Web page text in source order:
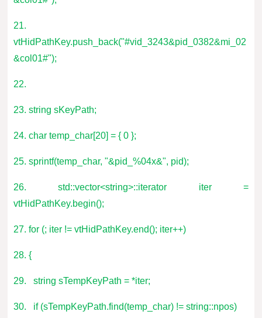
21.
vtHidPathKey.push_back("#vid_3243&pid_0382&mi_02
&col01#");
22.
23. string sKeyPath;
24. char temp_char[20] = { 0 };
25. sprintf(temp_char, "&pid_%04x&", pid);
26. std::vector<string>::iterator iter =
vtHidPathKey.begin();
27. for (; iter != vtHidPathKey.end(); iter++)
28. {
29. string sTempKeyPath = *iter;
30. if (sTempKeyPath.find(temp_char) != string::npos)